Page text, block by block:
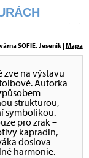
SOFIE, Jeseník |Mapa
zve na výstavu
Autorka
strukturou,
symbolikou.
pro zrak –
kapradin,
doslova
harmonie.